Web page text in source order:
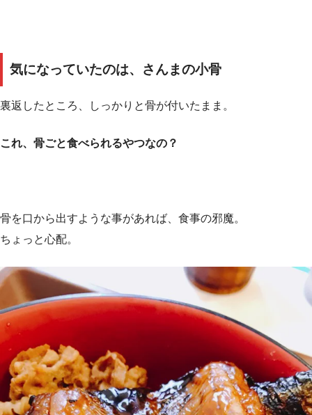
気になっていたのは、さんまの小骨
裏返したところ、しっかりと骨が付いたまま。
これ、骨ごと食べられるやつなの？
骨を口から出すような事があれば、食事の邪魔。
ちょっと心配。